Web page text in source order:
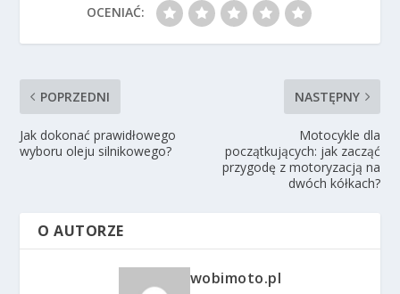
OCENIAĆ:
POPRZEDNI
Jak dokonać prawidłowego
wyboru oleju silnikowego?
NASTĘPNY
Motocykle dla
początkujących: jak zacząć
przygodę z motoryzacją na
dwóch kółkach?
O AUTORZE
wobimoto.pl